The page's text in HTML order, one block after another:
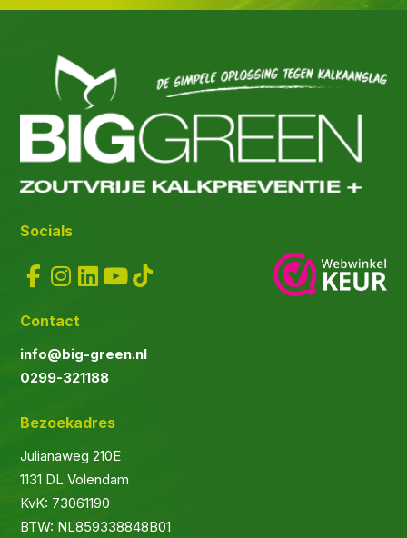
Socials
Contact
info@big-green.nl
0299-321188
Bezoekadres
Julianaweg 210E
1131 DL Volendam
KvK: 73061190
BTW: NL859338848B01